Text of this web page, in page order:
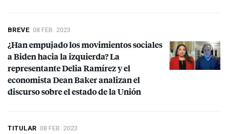
BREVE 08 FEB. 2023
¿Han empujado los movimientos sociales
a Biden hacia la izquierda? La
representante Delia Ramírez y el
economista Dean Baker analizan el
discurso sobre el estado de la Unión
TITULAR 08 FEB. 2023